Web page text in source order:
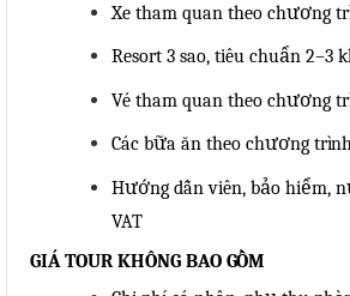
Xe tham quan theo chương
Resort 3 sao, tiêu chuẩn 2–3
Vé tham quan theo chương
Các bữa ăn theo chương
Hướng dẫn viên, bảo hiểm,
VAT
GIÁ TOUR KHÔNG BAO GỒM